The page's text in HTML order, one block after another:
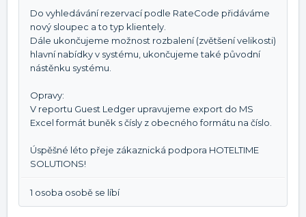
Do vyhledávání rezervací podle RateCode přidáváme
nový sloupec a to typ klientely.
Dále ukončujeme možnost rozbalení (zvětšení velikosti)
hlavní nabídky v systému, ukončujeme také původní
nástěnku systému.
Opravy:
V reportu Guest Ledger upravujeme export do MS
Excel formát buněk s čísly z obecného formátu na číslo.
Úspěšné léto přeje zákaznická podpora HOTELTIME
SOLUTIONS!
1 osoba osobě se líbí